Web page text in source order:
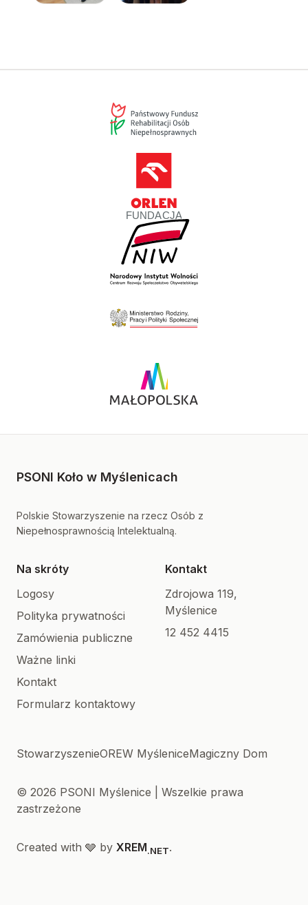
PSONI Koło w Myślenicach
Polskie Stowarzyszenie na rzecz Osób z
Niepełnosprawnością Intelektualną.
Na skróty
Logosy
Polityka prywatności
Zamówienia publiczne
Ważne linki
Kontakt
Formularz kontaktowy
Kontakt
Zdrojowa 119,
Myślenice
12 452 4415
StowarzyszenieOREW MyśleniceMagiczny Dom
© 2026 PSONI Myślenice | Wszelkie prawa
zastrzeżone
Created with 🩶 by XREM.NET.